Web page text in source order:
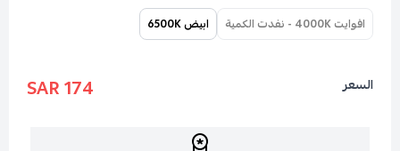
افوايت 4000K - نفدت الكمية ابيض 6500K
السعر 174 SAR